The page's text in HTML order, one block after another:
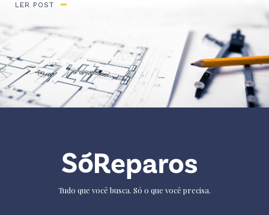
LER POST
Tudo que você busca. Só o que você precisa.